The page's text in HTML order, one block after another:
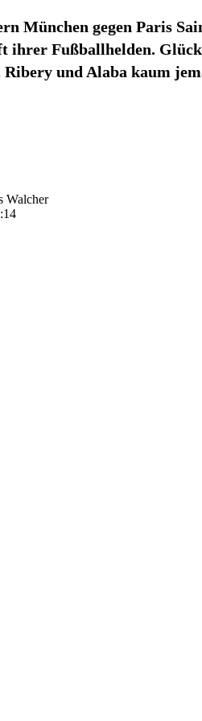
München gegen Paris
ihrer Fußballhelden.
Ribery und Alaba kaum
Walcher